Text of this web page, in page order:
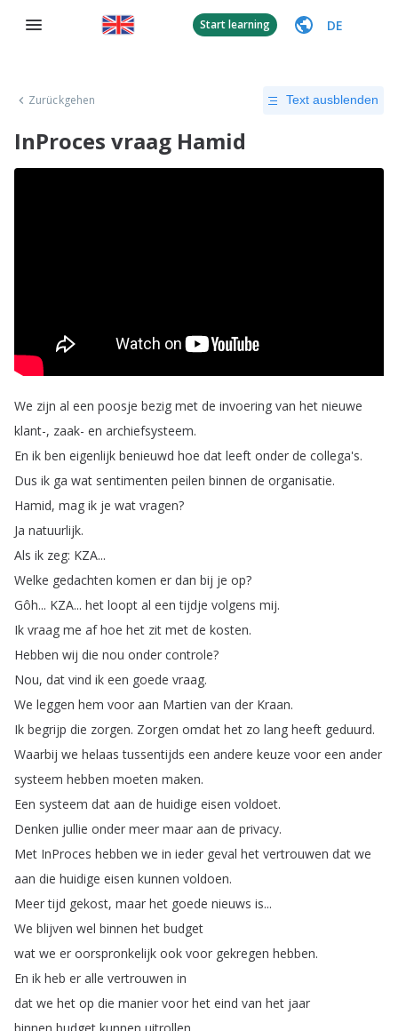
Start learning DE
Zurückgehen Text ausblenden
InProces vraag Hamid
We zijn al een poosje bezig met de invoering van het nieuwe
klant-, zaak- en archiefsysteem.
En ik ben eigenlijk benieuwd hoe dat leeft onder de collega's.
Dus ik ga wat sentimenten peilen binnen de organisatie.
Hamid, mag ik je wat vragen?
Ja natuurlijk.
Als ik zeg: KZA...
Welke gedachten komen er dan bij je op?
Gôh... KZA... het loopt al een tijdje volgens mij.
Ik vraag me af hoe het zit met de kosten.
Hebben wij die nou onder controle?
Nou, dat vind ik een goede vraag.
We leggen hem voor aan Martien van der Kraan.
Ik begrijp die zorgen. Zorgen omdat het zo lang heeft geduurd.
Waarbij we helaas tussentijds een andere keuze voor een ander
systeem hebben moeten maken.
Een systeem dat aan de huidige eisen voldoet.
Denken jullie onder meer maar aan de privacy.
Met InProces hebben we in ieder geval het vertrouwen dat we
aan die huidige eisen kunnen voldoen.
Meer tijd gekost, maar het goede nieuws is...
We blijven wel binnen het budget
wat we er oorspronkelijk ook voor gekregen hebben.
En ik heb er alle vertrouwen in
dat we het op die manier voor het eind van het jaar